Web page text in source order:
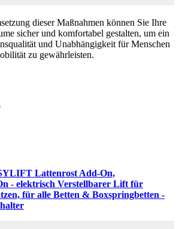
dieser Maßnahmen können Sie Ihre
sicher und komfortabel gestalten, um ein
und Unabhängigkeit für Menschen
zu gewährleisten.
Lattenrost Add-On,
- elektrisch Verstellbarer Lift für
für alle Betten & Boxspringbetten -